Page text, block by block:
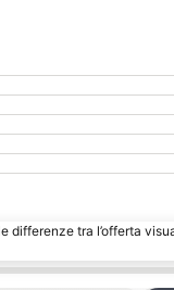
differenze tra l’offerta